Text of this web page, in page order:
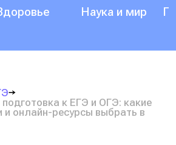
Наука и мир
к ЕГЭ и ОГЭ: какие
и онлайн-ресурсы выбрать в